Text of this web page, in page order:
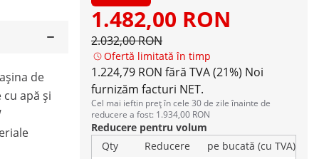
1.482,00 RON
2.032,00 RON
Ofertă limitată în timp
1.224,79 RON fără TVA (21%) Noi
furnizăm facturi NET.
Cel mai ieftin preț în cele 30 de zile înainte de
reducere a fost: 1.934,00 RON
Reducere pentru volum
Qty
Reducere
pe bucată (cu TVA)
de
apă și